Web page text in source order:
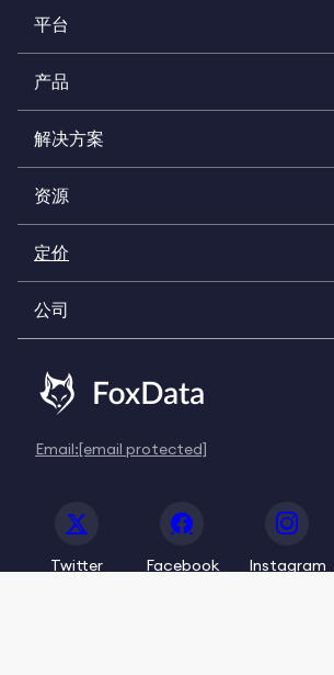
平台
产品
解决方案
资源
定价
公司
Email:[email protected]
Twitter Facebook Instagram